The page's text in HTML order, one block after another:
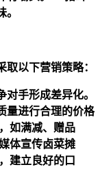
以下营销策略：
手形成差异化。
量进行合理的价格
如满减、赠品
体宣传卤菜摊
建立良好的口